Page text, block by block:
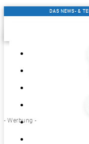
DAS NEWS- &
- Werbung -